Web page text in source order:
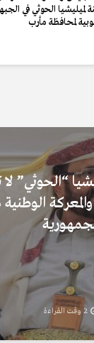
لميليشيا الحوثي في
لمحافظة مأرب
“الحوثي” لا
2 وقت القراءة